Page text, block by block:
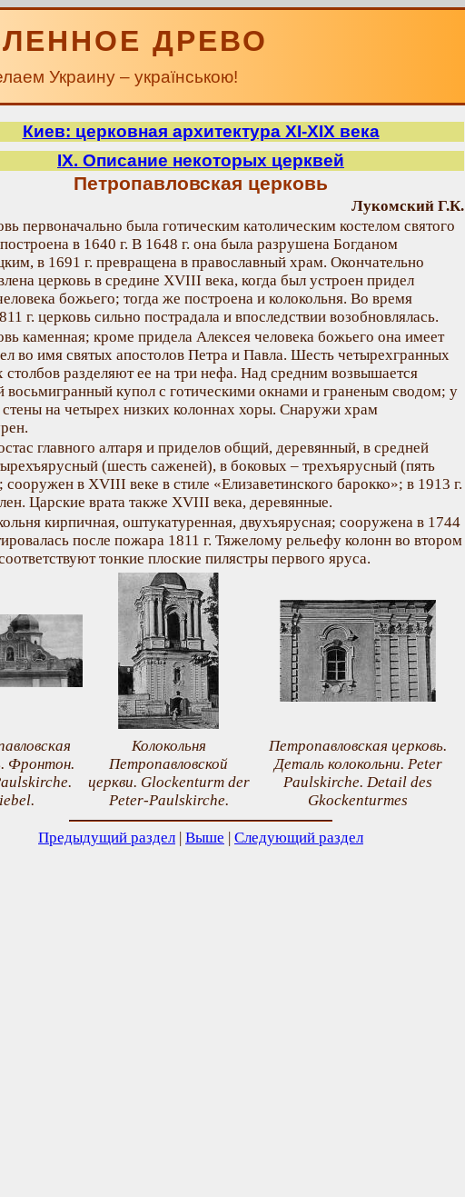
ДРЕВО
Украину – українською!
Киев: церковная архитектура XI-XIX века
IX. Описание некоторых церквей
Петропавловская церковь
Лукомский Г.К.
первоначально была готическим католическим костелом святого
в 1640 г. В 1648 г. она была разрушена Богданом
в 1691 г. превращена в православный храм. Окончательно
церковь в средине XVIII века, когда был устроен придел
божьего; тогда же построена и колокольня. Во время
г. церковь сильно пострадала и впоследствии возобновлялась.
каменная; кроме придела Алексея человека божьего она имеет
во имя святых апостолов Петра и Павла. Шесть четырехгранных
столбов разделяют ее на три нефа. Над средним возвышается
восьмигранный купол с готическими окнами и граненым сводом; у
стены на четырех низких колоннах хоры. Снаружи храм
главного алтаря и приделов общий, деревянный, в средней
(шесть саженей), в боковых – трехъярусный (пять
в XVIII веке в стиле «Елизаветинского барокко»; в 1913 г.
Царские врата также XVIII века, деревянные.
кирпичная, оштукатуренная, двухъярусная; сооружена в 1744
после пожара 1811 г. Тяжелому рельефу колонн во втором
тонкие плоские пилястры первого яруса.
Фронтон.
Колокольня
Петропавловской
церкви. Glockenturm der
Peter-Paulskirche.
Петропавловская церковь.
Деталь колокольни. Peter
Paulskirche. Detail des
Gkockenturmes
Предыдущий раздел | Выше | Следующий раздел